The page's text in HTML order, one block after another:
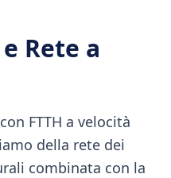
Rete a
FTTH a velocità
della rete dei
combinata con la